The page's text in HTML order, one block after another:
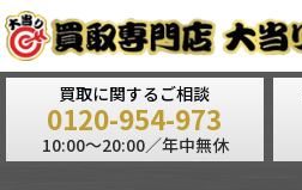
買取に関するご相談
0120-954-973
10:00～20:00／年中無休